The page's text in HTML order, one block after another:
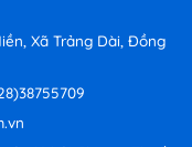
Xã Trảng Dài, Đồng